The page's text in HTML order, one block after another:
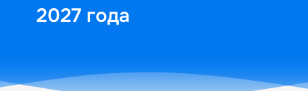
2027 года